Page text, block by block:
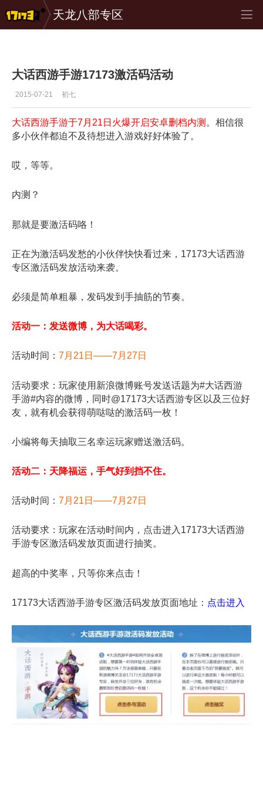
天龙八部专区
大话西游手游 > 推荐
大话西游手游17173激活码活动
2015-07-21 初七
大话西游手游于7月21日火爆开启安卓删档内测 。相信很
多小伙伴都迫不及待想进入游戏好好体验了。
哎，等等。
内测？
那就是要激活码咯！
正在为激活码发愁的小伙伴快快看过来，17173大话西游
专区激活码发放活动来袭。
必须是简单粗暴，发码发到手抽筋的节奏。
活动一：发送微博，为大话喝彩。
活动时间： 7月21日——7月27日
活动要求：玩家使用新浪微博账号发送话题为#大话西游
手游#内容的微博，同时@17173大话西游专区以及三位好
友，就有机会获得萌哒哒的激活码一枚！
小编将每天抽取三名幸运玩家赠送激活码。
活动二：天降福运，手气好到挡不住。
活动时间： 7月21日——7月27日
活动要求：玩家在活动时间内，点击进入17173大话西游
手游专区激活码发放页面进行抽奖。
超高的中奖率，只等你来点击！
17173大话西游手游专区激活码发放页面地址： 点击进入